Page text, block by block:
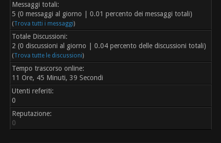
Messaggi totali:
5 (0 messaggi al giorno | 0.01 percento dei messaggi totali)
(Trova tutti i messaggi)
Totale Discussioni:
2 (0 discussioni al giorno | 0.04 percento delle discussioni totali)
(Trova tutte le discussioni)
Tempo trascorso online:
11 Ore, 45 Minuti, 39 Secondi
Utenti referiti:
0
Reputazione:
0